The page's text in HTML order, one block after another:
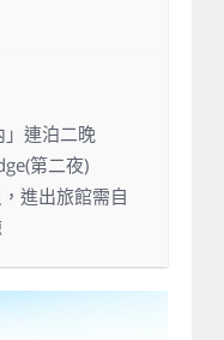
」連泊二晚
第二夜)
進出旅館需自